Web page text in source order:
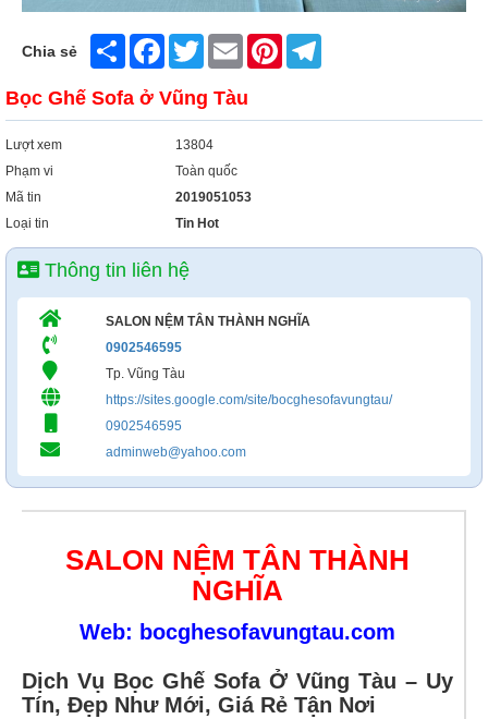
Xây Dựng
Tổng Hợp
Chia sẻ Share FacebookTwitter Email Pinterest
Bọc Ghế Sofa ở Vũng Tàu
Lượt xem
13804
Phạm vi
Toàn quốc
Mã tin
2019051053
Loại tin
Tin Hot
Thông tin liên hệ
SALON NỆM TÂN THÀNH NGHĨA
0902546595
Tp. Vũng Tàu
https://sites.google.com/site/bocghesofavungtau/
0902546595
adminweb@yahoo.com
SALON NỆM TÂN THÀNH
NGHĨA
Web: bocghesofavungtau.com
Dịch Vụ Bọc Ghế Sofa Ở Vũng Tàu – Uy
Tín, Đẹp Như Mới, Giá Rẻ Tận Nơi